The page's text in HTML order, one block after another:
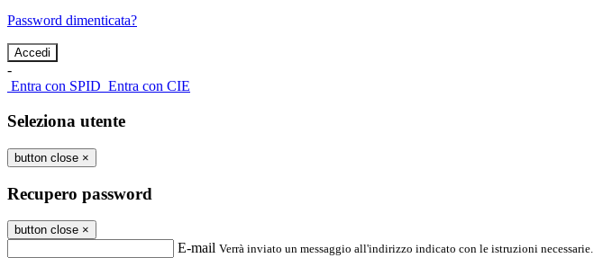
Password dimenticata?
-
Entra con SPID Entra con CIE
Seleziona utente
button close ×
Recupero password
button close ×
E-mail Verrà inviato un messaggio all'indirizzo indicato con le istruzioni necessarie.